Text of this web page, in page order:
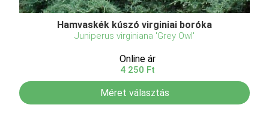
Hamvaskék kúszó virginiai boróka
Juniperus virginiana 'Grey Owl'
Online ár
4 250 Ft
Méret választás